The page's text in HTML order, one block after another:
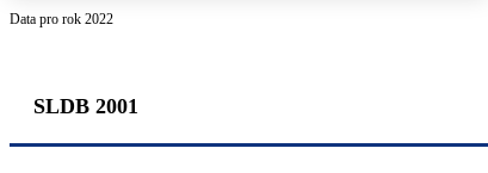
Data pro rok 2022
SLDB 2001